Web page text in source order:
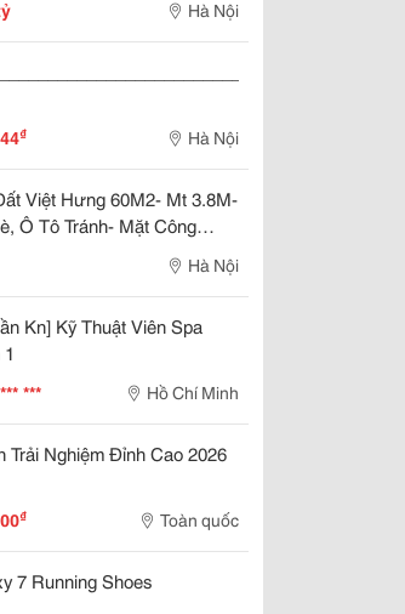
Hà Nội
₫ Hà Nội
Việt Hưng 60M2- Mt 3.8M-
Ô Tô Tránh- Mặt Công
Hà Nội
Kn] Kỹ Thuật Viên Spa
*** Hồ Chí Minh
Trải Nghiệm Đỉnh Cao 2026
₫ Toàn quốc
7 Running Shoes